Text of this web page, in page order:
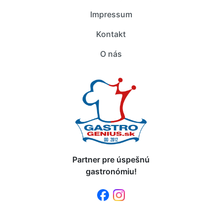
Impressum
Kontakt
O nás
Partner pre úspešnú
gastronómiu!